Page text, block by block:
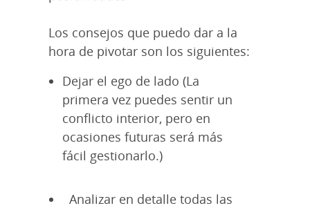
Los consejos que puedo dar a la
hora de pivotar son los siguientes:
Dejar el ego de lado (La
primera vez puedes sentir un
conflicto interior, pero en
ocasiones futuras será más
fácil gestionarlo.)
Analizar en detalle todas las